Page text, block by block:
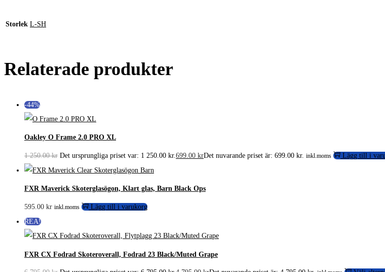
Storlek L-SH
Relaterade produkter
-44%
Oakley O Frame 2.0 PRO XL
1 250.00kr Det ursprungliga priset var: 1 250.00 kr. 699.00 krDet nuvarande priset är: 699.00 kr. inkl.moms Lägg till i
FXR Maverick Skoterglasögon, Klart glas, Barn Black Ops
595.00 kr inkl.moms
Lägg till i varukorg
REA!
FXR CX Fodrad Skoteroverall, Fodrad 23 Black/Muted Grape